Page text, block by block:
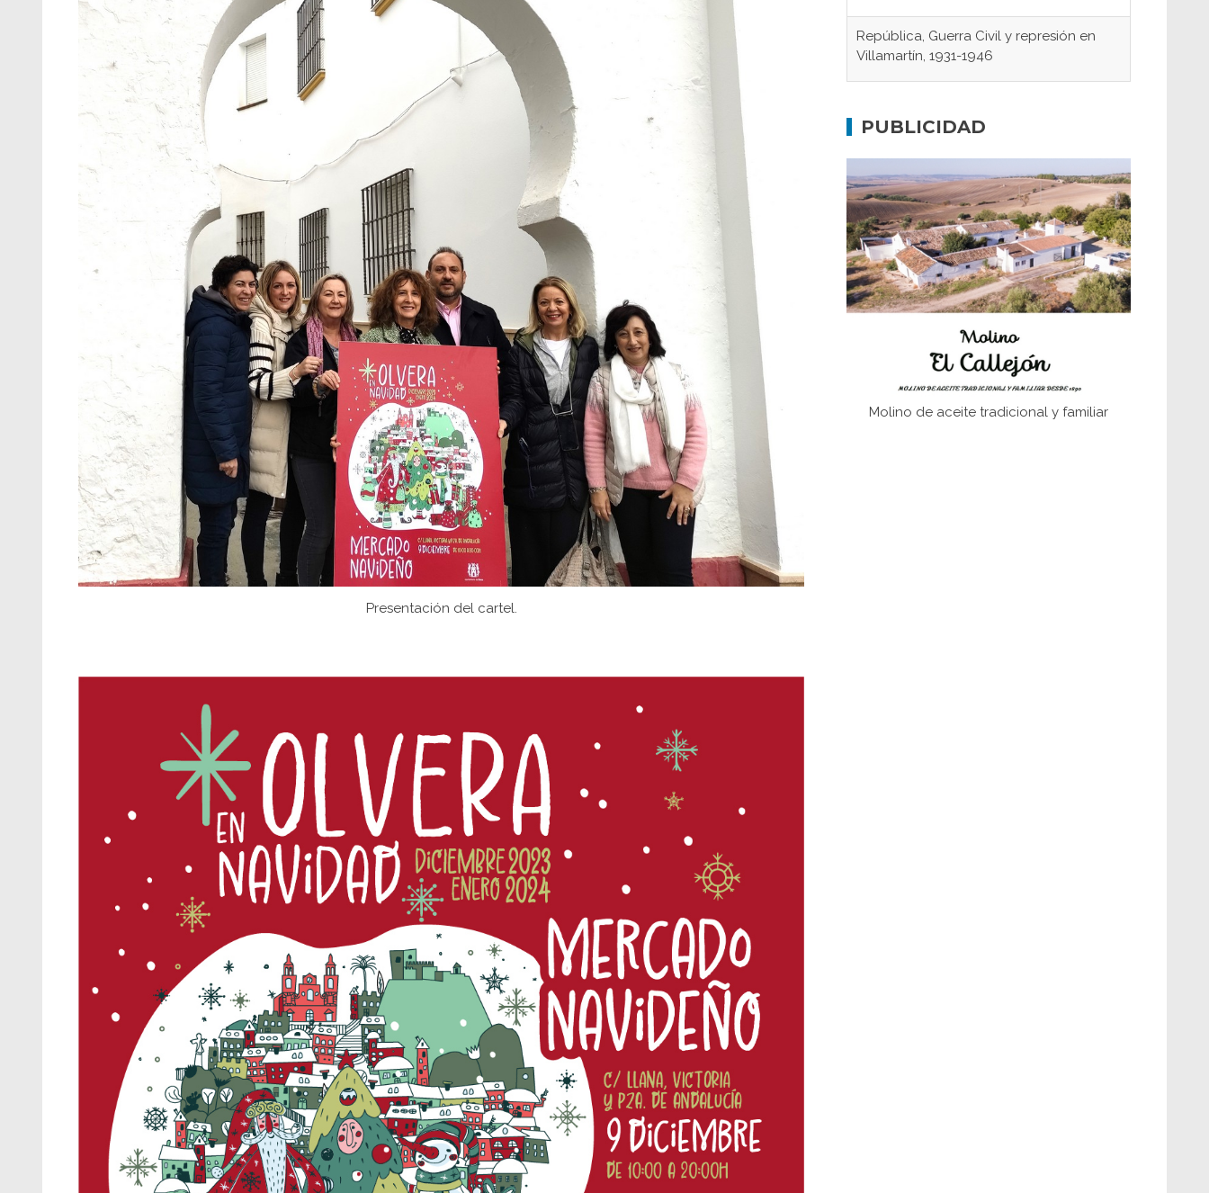
Presentación del cartel.
República, Guerra Civil y represión en
Villamartín, 1931-1946
concentración nazis
fundaciones de Bornos
El Frente Popular. Ubrique, febrero-julio
1936
Juntar las letras. La alfabetización en el
campo: del afán de saber a la
Historia y vivencias del poblado de Los
PUBLICIDAD
Molino de aceite tradicional y familiar